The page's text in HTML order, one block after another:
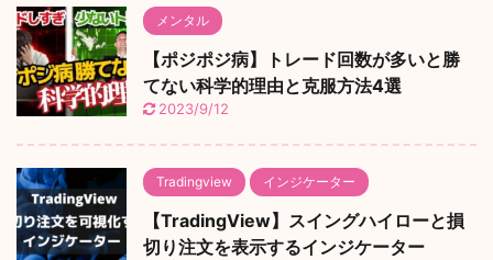
メンタル
【ポジポジ病】トレード回数が多いと勝
てない科学的理由と克服方法4選
2023/9/12
Tradingview インジケーター
【TradingView】スイングハイローと損
切り注文を表示するインジケーター